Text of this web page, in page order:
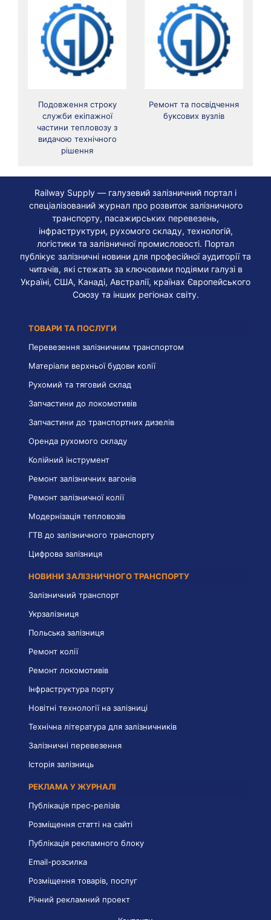
Подовження строку
служби екіпажної
частини тепловозу з
видачою технічного
рішення
Ремонт та посвідчення
буксових вузлів
Railway Supply — галузевий залізничний портал і
спеціалізований журнал про розвиток залізничного
транспорту, пасажирських перевезень,
інфраструктури, рухомого складу, технологій,
логістики та залізничної промисловості. Портал
публікує залізничні новини для професійної аудиторії та
читачів, які стежать за ключовими подіями галузі в
Україні, США, Канаді, Австралії, країнах Європейського
Союзу та інших регіонах світу.
ТОВАРИ ТА ПОСЛУГИ
Перевезення залізничним транспортом
Матеріали верхньої будови колії
Рухомий та тяговий склад
Запчастини до локомотивів
Запчастини до транспортних дизелів
Оренда рухомого складу
Колійний інструмент
Ремонт залізничних вагонів
Ремонт залізничної колії
Модернізація тепловозів
ГТВ до залізничного транспорту
Цифрова залізниця
НОВИНИ ЗАЛІЗНИЧНОГО ТРАНСПОРТУ
Залізничний транспорт
Укрзалізниця
Польська залізниця
Ремонт колії
Ремонт локомотивів
Інфраструктура порту
Новітні технології на залізниці
Технічна література для залізничників
Залізничні перевезення
Історія залізниць
РЕКЛАМА У ЖУРНАЛІ
Публікація прес-релізів
Розміщення статті на сайті
Публікація рекламного блоку
Email-розсилка
Розміщення товарів, послуг
Річний рекламний проект